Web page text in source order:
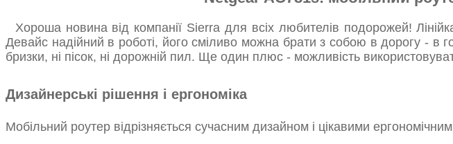
Хороша новина від компанії Sierra для всіх любителів подорожей!
Девайс надійний в роботі, його сміливо можна брати з собою в дорогу - в
бризки, ні пісок, ні дорожній пил. Ще один плюс - можливість
Дизайнерські рішення і ергономіка
Мобільний роутер відрізняється сучасним дизайном і цікавими